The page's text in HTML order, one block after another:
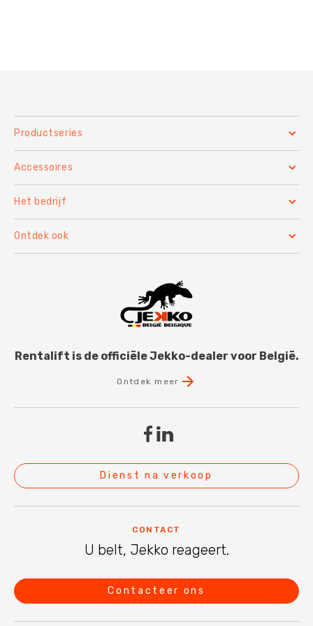
Productseries
Accessoires
Het bedrijf
Ontdek ook
Rentalift is de officiële Jekko-dealer voor België.
Ontdek meer
Dienst na verkoop
CONTACT
U belt, Jekko reageert.
Contacteer ons